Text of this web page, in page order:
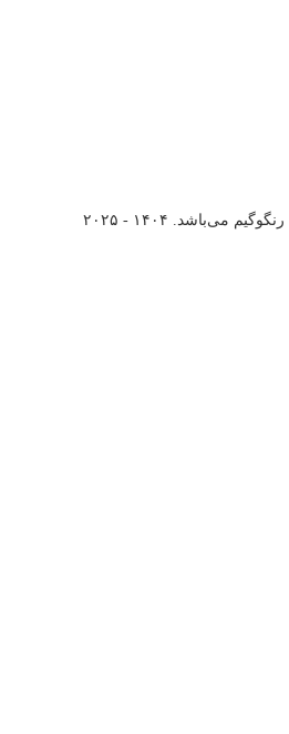
رنگوگیم می‌باشد. ۱۴۰۴ - ۲۰۲۵